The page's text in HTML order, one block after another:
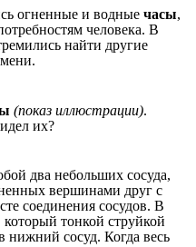
огненные и водные часы,
человека. В
найти другие
(показ иллюстрации).
их?
два небольших сосуда,
вершинами друг с
соединения сосудов. В
который тонкой струйкой
нижний сосуд. Когда весь